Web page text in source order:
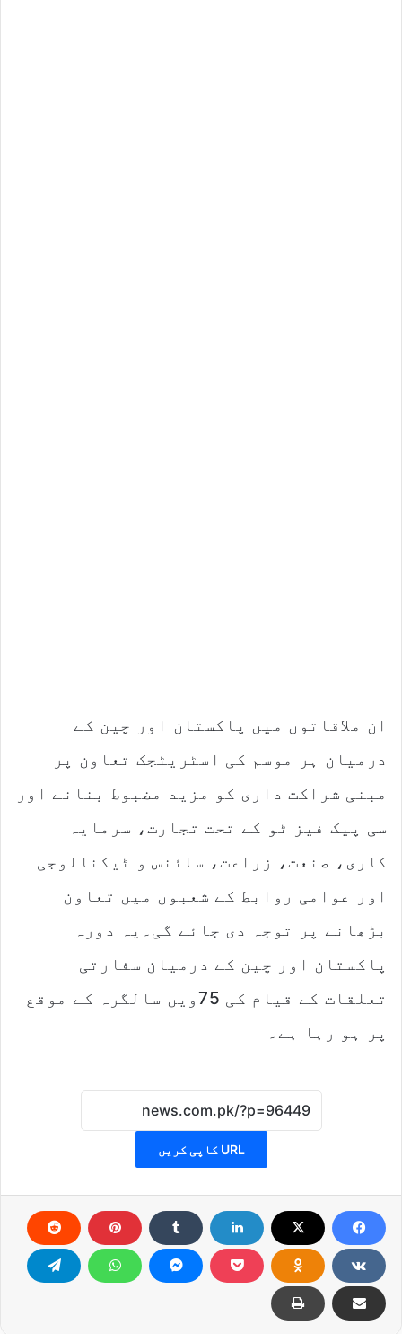
ان ملاقاتوں میں پاکستان اور چین کے
درمیان ہر موسم کی اسٹریٹجک تعاون پر
مبنی شراکت داری کو مزید مضبوط بنانے اور
سی پیک فیز ٹو کے تحت تجارت، سرمایہ
کاری، صنعت، زراعت، سائنس و ٹیکنالوجی
اور عوامی روابط کے شعبوں میں تعاون
بڑھانے پر توجہ دی جائے گی۔یہ دورہ
پاکستان اور چین کے درمیان سفارتی
تعلقات کے قیام کی 75ویں سالگرہ کے موقع
پر ہو رہا ہے۔
URL کاپی کریں